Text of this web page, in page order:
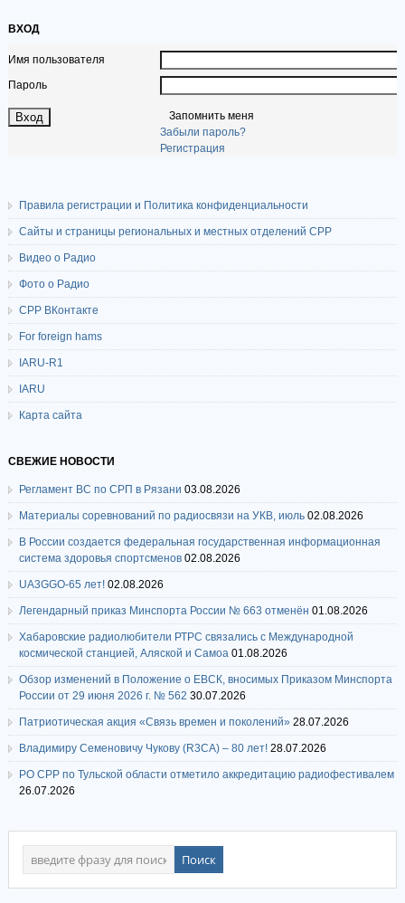
ВХОД
Имя пользователя
Пароль
Запомнить меня
Забыли пароль?
Регистрация
Правила регистрации и Политика конфиденциальности
Сайты и страницы региональных и местных отделений СРР
Видео о Радио
Фото о Радио
СРР ВКонтакте
For foreign hams
IARU-R1
IARU
Карта сайта
СВЕЖИЕ НОВОСТИ
Регламент ВС по СРП в Рязани 03.08.2026
Материалы соревнований по радиосвязи на УКВ, июль 02.08.2026
В России создается федеральная государственная информационная
система здоровья спортсменов 02.08.2026
UA3GGO-65 лет! 02.08.2026
Легендарный приказ Минспорта России № 663 отменён 01.08.2026
Хабаровские радиолюбители РТРС связались с Международной
космической станцией, Аляской и Самоа 01.08.2026
Обзор изменений в Положение о ЕВСК, вносимых Приказом Минспорта
России от 29 июня 2026 г. № 562 30.07.2026
Патриотическая акция «Связь времен и поколений» 28.07.2026
Владимиру Семеновичу Чукову (R3CA) – 80 лет! 28.07.2026
РО СРР по Тульской области отметило аккредитацию радиофестивалем
26.07.2026